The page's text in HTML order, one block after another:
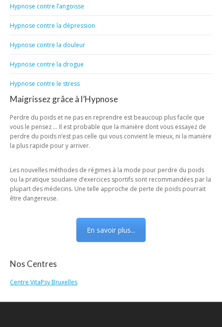
Hypnose contre l’angoisse
Hypnose contre la dépression
Hypnose contre la douleur
Hypnose contre la drogue
Hypnose contre le stress
Maigrissez grâce à l’Hypnose
Perdre du poids et ne pas en reprendre est beaucoup plus facile que
vous le pensez … Il est probable que la manière dont vous essayez de
perdre du poids n’est pas celle qui vous convient le mieux, ni la manière
la plus rapide pour y arriver.
Les nouvelles méthodes de régimes à la mode pour perdre du poids
ou la pratique soudaine d’exercices sportifs sont recommandées par la
plupart des médecins. Une telle approche de perte de poids pourrait
être dangereuse.
En savoir plus...
Nos Centres
Centre VitaPsy Bruxelles